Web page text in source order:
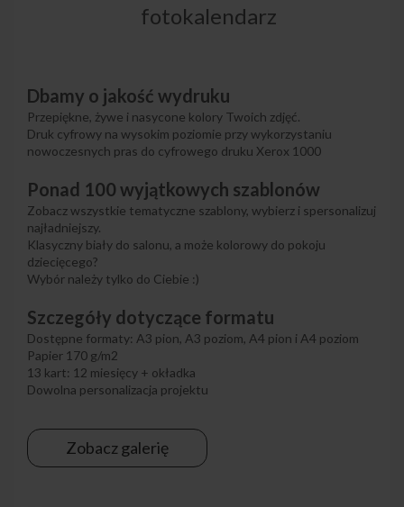
fotokalendarz
Dbamy o jakość wydruku
Przepiękne, żywe i nasycone kolory Twoich zdjęć.
Druk cyfrowy na wysokim poziomie przy wykorzystaniu
nowoczesnych pras do cyfrowego druku Xerox 1000
Ponad 100 wyjątkowych szablonów
Zobacz wszystkie tematyczne szablony, wybierz i spersonalizuj
najładniejszy.
Klasyczny biały do salonu, a może kolorowy do pokoju
dziecięcego?
Wybór należy tylko do Ciebie :)
Szczegóły dotyczące formatu
Dostępne formaty: A3 pion, A3 poziom, A4 pion i A4 poziom
Papier 170 g/m2
13 kart: 12 miesięcy + okładka
Dowolna personalizacja projektu
Zobacz galerię